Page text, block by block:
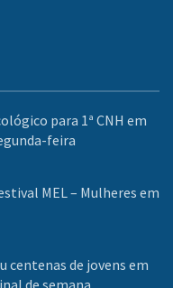
para 1ª CNH em
feira
MEL – Mulheres em
centenas de jovens em
de semana